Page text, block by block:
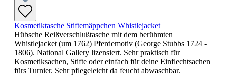
Kosmetiktasche Stiftemäppchen Whistlejacket
Hübsche Reißverschlußtasche mit dem berühmten
Whistlejacket (um 1762) Pferdemotiv (George Stubbs 1724 -
1806). National Gallery lizensiert. Sehr praktisch für
Kosmetiksachen, Stifte oder einfach für deine Einflechtsachen
fürs Turnier. Sehr pflegeleicht da feucht abwaschbar.